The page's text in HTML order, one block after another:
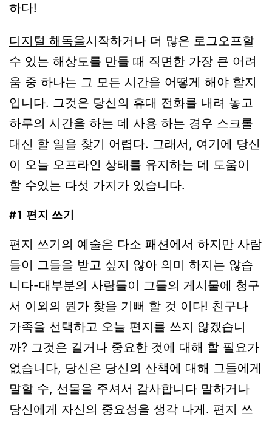
하다!
디지털 해독을시작하거나 더 많은 로그오프할
수 있는 해상도를 만들 때 직면한 가장 큰 어려
움 중 하나는 그 모든 시간을 어떻게 해야 할지
입니다. 그것은 당신의 휴대 전화를 내려 놓고
하루의 시간을 하는 데 사용 하는 경우 스크롤
대신 할 일을 찾기 어렵다. 그래서, 여기에 당신
이 오늘 오프라인 상태를 유지하는 데 도움이
할 수있는 다섯 가지가 있습니다.
#1 편지 쓰기
편지 쓰기의 예술은 다소 패션에서 하지만 사람
들이 그들을 받고 싶지 않아 의미 하지는 않습
니다-대부분의 사람들이 그들의 게시물에 청구
서 이외의 뭔가 찾을 기뻐 할 것 이다! 친구나
가족을 선택하고 오늘 편지를 쓰지 않겠습니
까? 그것은 길거나 중요한 것에 대해 할 필요가
없습니다, 당신은 당신의 산책에 대해 그들에게
말할 수, 선물을 주셔서 감사합니다 말하거나
당신에게 자신의 중요성을 생각 나게. 편지 쓰